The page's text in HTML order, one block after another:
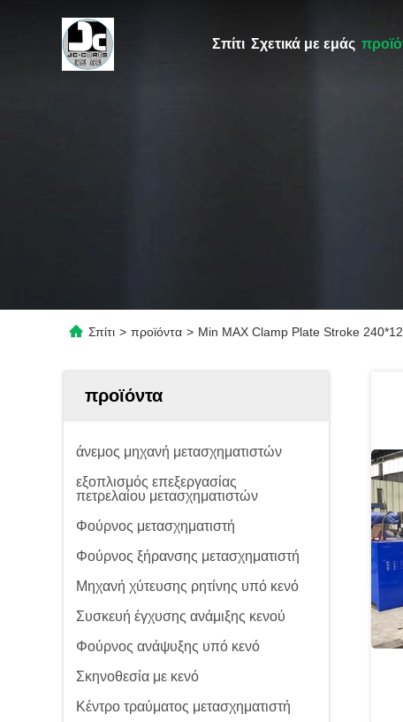
Σπίτι Σχετικά με εμάς
Σπίτι > προϊόντα > Min MAX Clamp Plate Stroke
προϊόντα
άνεμος μηχανή μετασχηματιστών
εξοπλισμός επεξεργασίας
πετρελαίου μετασχηματιστών
Φούρνος μετασχηματιστή
Φούρνος ξήρανσης μετασχηματιστή
Μηχανή χύτευσης ρητίνης υπό κενό
Συσκευή έγχυσης ανάμιξης κενού
Φούρνος ανάψυξης υπό κενό
Σκηνοθεσία με κενό
Κέντρο τραύματος μετασχηματιστή